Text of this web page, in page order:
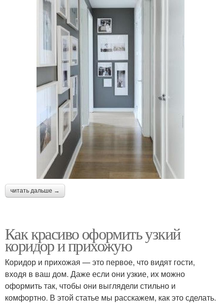
читать дальше →
Как красиво оформить узкий
коридор и прихожую
Коридор и прихожая — это первое, что видят гости,
входя в ваш дом. Даже если они узкие, их можно
оформить так, чтобы они выглядели стильно и
комфортно. В этой статье мы расскажем, как это сделать.